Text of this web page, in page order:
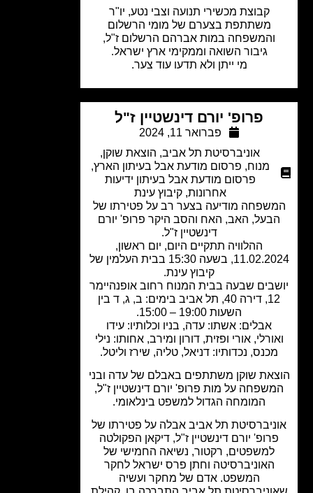
קבוצת מכשירי תנועה וצבי נטע, יו"ר
משתתפת בצערם של מומי הרשלום
והמשפחה במות אברהם הרשלום ז"ל,
גיבור השואה וממקימי ארץ ישראל.
מי ייתן ולא תדעו עוד צער.
פרופ' יורם דינשטיין ז"ל
פברואר 11, 2024
אוניברסיטת תל אביב,הוצאת שוקן,
מנוח, פרסום מודעת אבל בעיתון הארץ,
פרסום מודעת אבל בעיתון ידיעות
אחרונות,קיבוץ עינת
מודיעה בצער רב על פטירתו של
האב, האח והסב היקר פרופ' יורם
דינשטיין ז"ל.
ההלוויה תתקיים היום, יום ראשון,
11.02.2024, בשעה 15:30 בבית העלמין של
קיבוץ עינת.
שבעה בבית המנוח רחוב אופנהיימר
12, דירה 40, תל אביב בימים: ב, ג, ד בין
אבלים: אשתו: עדה, בניו וכלותיו: עידו
אורי ופזית, דורון ומירב, אחותו: נילי
נכדותיו: דניאל, טליה, שירז וליטל.
שוקן משתתפים באבלם של עדה ובני
על מות פרופ' יורם דינשטיין ז"ל,
המומחה הגדול למשפט בינלאומי.
תל אביב אבלה על פטירתו של
יורם דינשטיין ז"ל, דיקאן הפקולטה
למשפטים, רקטור, נשיאה החמישי של
האוניברסיטה וחתן פרס ישראל לחקר
המשפט. אדם של מחקר ועשיה